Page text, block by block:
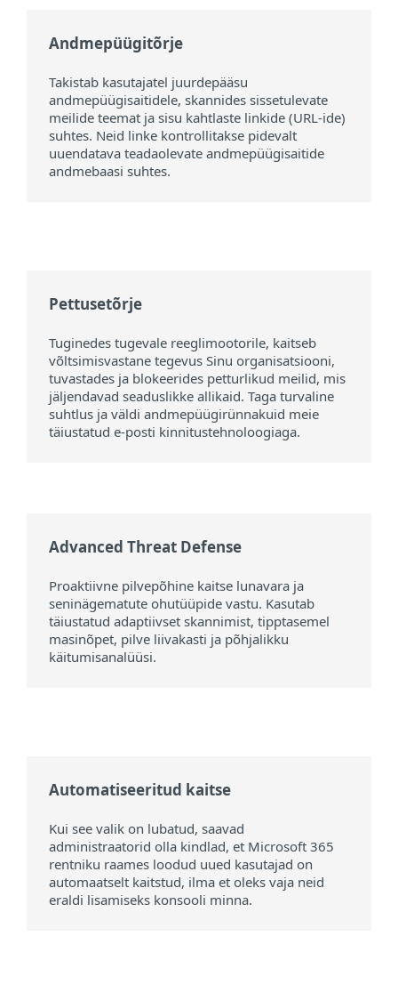
Andmepüügitõrje
Takistab kasutajatel juurdepääsu
andmepüügisaitidele, skannides sissetulevate
meilide teemat ja sisu kahtlaste linkide (URL-ide)
suhtes. Neid linke kontrollitakse pidevalt
uuendatava teadaolevate andmepüügisaitide
andmebaasi suhtes.
Pettusetõrje
Tuginedes tugevale reeglimootorile, kaitseb
võltsimisvastane tegevus Sinu organisatsiooni,
tuvastades ja blokeerides petturlikud meilid, mis
jäljendavad seaduslikke allikaid. Taga turvaline
suhtlus ja väldi andmepüügirünnakuid meie
täiustatud e-posti kinnitustehnoloogiaga.
Advanced Threat Defense
Proaktiivne pilvepõhine kaitse lunavara ja
seninägematute ohutüüpide vastu. Kasutab
täiustatud adaptiivset skannimist, tipptasemel
masinõpet, pilve liivakasti ja põhjalikku
käitumisanalüüsi.
Automatiseeritud kaitse
Kui see valik on lubatud, saavad
administraatorid olla kindlad, et Microsoft 365
rentniku raames loodud uued kasutajad on
automaatselt kaitstud, ilma et oleks vaja neid
eraldi lisamiseks konsooli minna.